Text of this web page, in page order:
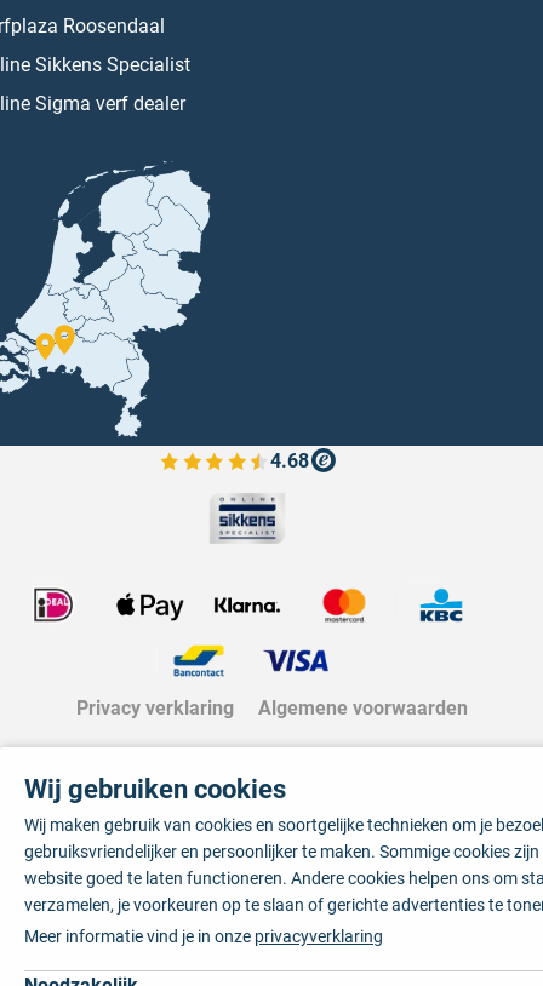
Roosendaal
Sikkens Specialist
Sigma verf dealer
4.68
Bekijk de verfplaza beoordelingen
Privacy verklaring Algemene voorwaarden
Wij gebruiken cookies
Wij maken gebruik van cookies en soortgelijke technieken om je
gebruiksvriendelijker en persoonlijker te maken. Sommige cookies
website goed te laten functioneren. Andere cookies helpen ons om
verzamelen, je voorkeuren op te slaan of gerichte advertenties te
Meer informatie vind je in onze privacyverklaring